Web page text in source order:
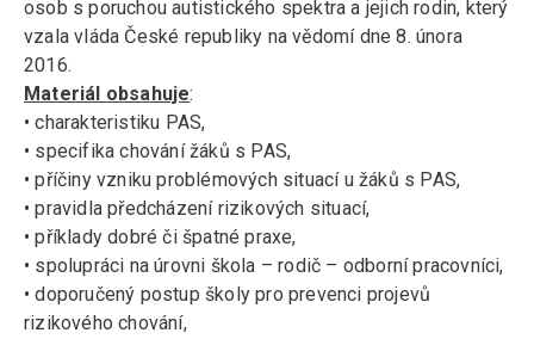
osob s poruchou autistického spektra a jejich rodin, který
vzala vláda České republiky na vědomí dne 8. února
2016.
Materiál obsahuje:
• charakteristiku PAS,
• specifika chování žáků s PAS,
• příčiny vzniku problémových situací u žáků s PAS,
• pravidla předcházení rizikových situací,
• příklady dobré či špatné praxe,
• spolupráci na úrovni škola – rodič – odborní pracovníci,
• doporučený postup školy pro prevenci projevů
rizikového chování,